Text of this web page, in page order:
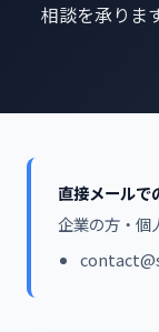
相談を承りま
直接メールで
企業の方・個